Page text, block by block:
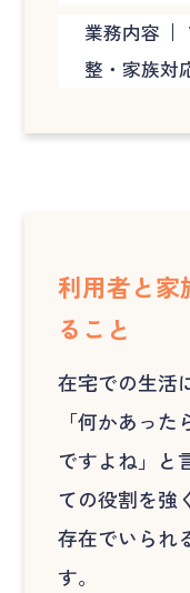
業務内容
整・家族対
利用者と家
ること
在宅での生活
「何かあっ
ですよね」と
ての役割を強
存在でいられ
す。